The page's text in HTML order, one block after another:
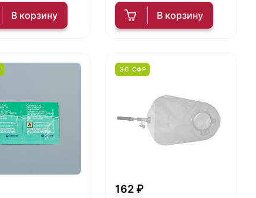
В корзину В корзину
ЭС СФР
162 ₽